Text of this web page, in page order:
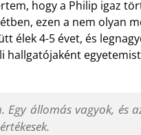
hogy a Philip igaz
ezen a nem olyan
élek 4-5 évet, és
hallgatójaként
Egy állomás vagyok, és